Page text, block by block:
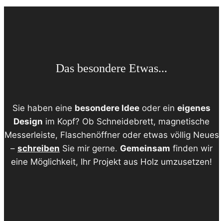
Das besondere Etwas...
Sie haben eine besondere Idee oder ein eigenes
Design im Kopf? Ob Schneidebrett, magnetische
Messerleiste, Flaschenöffner oder etwas völlig Neues
– schreiben Sie mir gerne. Gemeinsam finden wir
eine Möglichkeit, Ihr Projekt aus Holz umzusetzen!